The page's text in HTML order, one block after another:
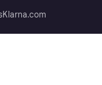
Klarna.com